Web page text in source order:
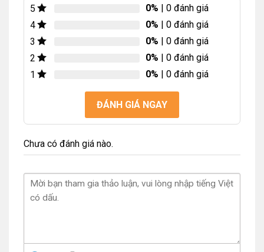
5 0% | 0 đánh giá
4
0% | 0 đánh giá
3
0% | 0 đánh giá
2
0% | 0 đánh giá
1
0% | 0 đánh giá
ĐÁNH GIÁ NGAY
Chưa có đánh giá nào.